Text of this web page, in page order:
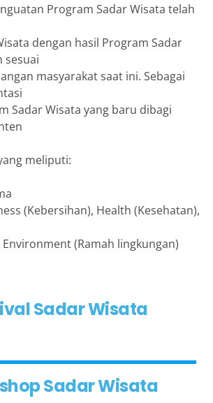
Program Sadar Wisata telah
dengan hasil Program Sadar
sesuai
masyarakat saat ini. Sebagai
Sadar Wisata yang baru dibagi
meliputi:
(Kebersihan), Health (Kesehatan),
(Ramah lingkungan)
Sadar Wisata
Sadar Wisata